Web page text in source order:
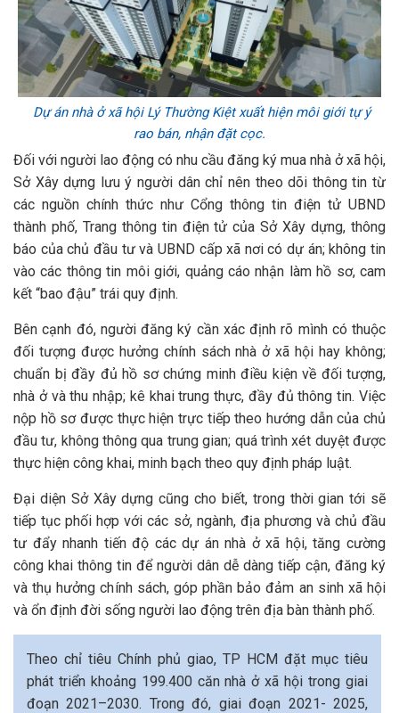
Dự án nhà ở xã hội Lý Thường Kiệt xuất hiện môi giới tự ý
rao bán, nhận đặt cọc.
Đối với người lao động có nhu cầu đăng ký mua nhà ở xã hội,
Sở Xây dựng lưu ý người dân chỉ nên theo dõi thông tin từ
các nguồn chính thức như Cổng thông tin điện tử UBND
thành phố, Trang thông tin điện tử của Sở Xây dựng, thông
báo của chủ đầu tư và UBND cấp xã nơi có dự án; không tin
vào các thông tin môi giới, quảng cáo nhận làm hồ sơ, cam
kết “bao đậu” trái quy định.
Bên cạnh đó, người đăng ký cần xác định rõ mình có thuộc
đối tượng được hưởng chính sách nhà ở xã hội hay không;
chuẩn bị đầy đủ hồ sơ chứng minh điều kiện về đối tượng,
nhà ở và thu nhập; kê khai trung thực, đầy đủ thông tin. Việc
nộp hồ sơ được thực hiện trực tiếp theo hướng dẫn của chủ
đầu tư, không thông qua trung gian; quá trình xét duyệt được
thực hiện công khai, minh bạch theo quy định pháp luật.
Đại diện Sở Xây dựng cũng cho biết, trong thời gian tới sẽ
tiếp tục phối hợp với các sở, ngành, địa phương và chủ đầu
tư đẩy nhanh tiến độ các dự án nhà ở xã hội, tăng cường
công khai thông tin để người dân dễ dàng tiếp cận, đăng ký
và thụ hưởng chính sách, góp phần bảo đảm an sinh xã hội
và ổn định đời sống người lao động trên địa bàn thành phố.
Theo chỉ tiêu Chính phủ giao, TP HCM đặt mục tiêu
phát triển khoảng 199.400 căn nhà ở xã hội trong giai
đoạn 2021–2030. Trong đó, giai đoạn 2021- 2025,